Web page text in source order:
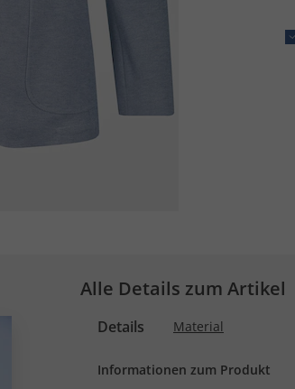
Alle Details zum Artikel
Details Material
Informationen zum Produkt